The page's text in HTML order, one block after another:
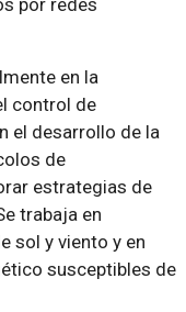
por redes
en la
control de
el desarrollo de la
de
estrategias de
trabaja en
sol y viento y en
susceptibles de